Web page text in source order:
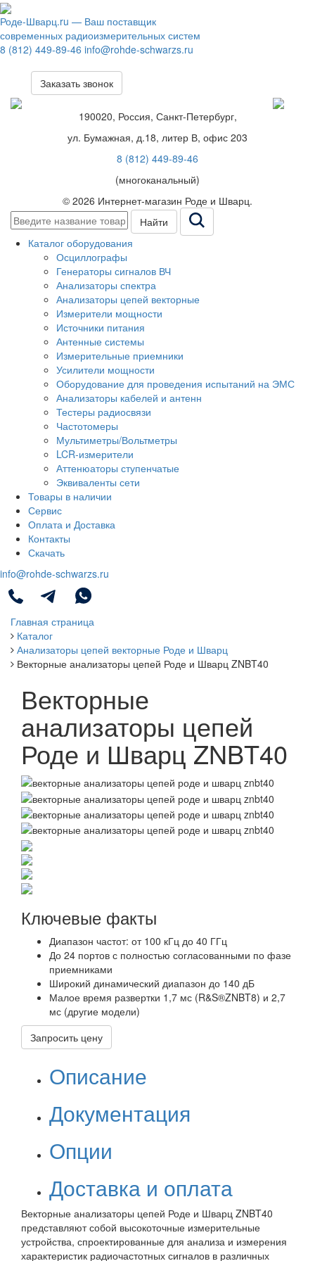
Роде-Шварц.ru — Ваш поставщик
современных радиоизмерительных систем
8 (812) 449-89-46 info@rohde-schwarzs.ru
Заказать звонок
190020, Россия, Санкт-Петербург,
ул. Бумажная, д.18, литер В, офис 203
8 (812) 449-89-46
(многоканальный)
© 2026 Интернет-магазин Роде и Шварц.
Найти
Каталог оборудования
Осциллографы
Генераторы сигналов ВЧ
Анализаторы спектра
Анализаторы цепей векторные
Измерители мощности
Источники питания
Антенные системы
Измерительные приемники
Усилители мощности
Оборудование для проведения испытаний на ЭМС
Анализаторы кабелей и антенн
Тестеры радиосвязи
Частотомеры
Мультиметры/Вольтметры
LCR-измерители
Аттенюаторы ступенчатые
Эквиваленты сети
Товары в наличии
Сервис
Оплата и Доставка
Контакты
Скачать
info@rohde-schwarzs.ru
Главная страница
Каталог
Анализаторы цепей векторные Роде и Шварц
Векторные анализаторы цепей Роде и Шварц ZNBT40
Векторные
анализаторы цепей
Роде и Шварц ZNBT40
Ключевые факты
Диапазон частот: от 100 кГц до 40 ГГц
До 24 портов с полностью согласованными по фазе
приемниками
Широкий динамический диапазон до 140 дБ
Малое время развертки 1,7 мс (R&S®ZNBT8) и 2,7
мс (другие модели)
Запросить цену
Описание
Документация
Опции
Доставка и оплата
Векторные анализаторы цепей Роде и Шварц ZNBT40
представляют собой высокоточные измерительные
устройства, спроектированные для анализа и измерения
характеристик радиочастотных сигналов в различных